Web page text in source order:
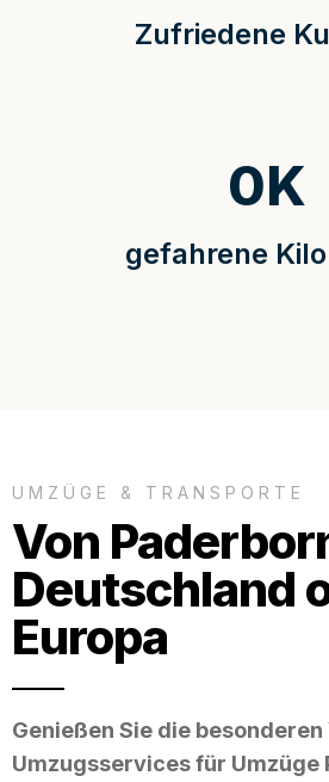
Zufriedene
gefahrene
0K
UMZÜGE & TRANSPORTE
Von
Deutschland
Europa
Genießen Sie die
Umzugsservices für Umzüge